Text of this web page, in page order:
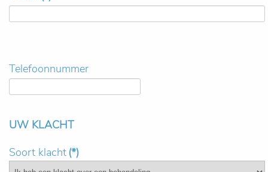
Telefoonnummer
UW KLACHT
Soort klacht (*)